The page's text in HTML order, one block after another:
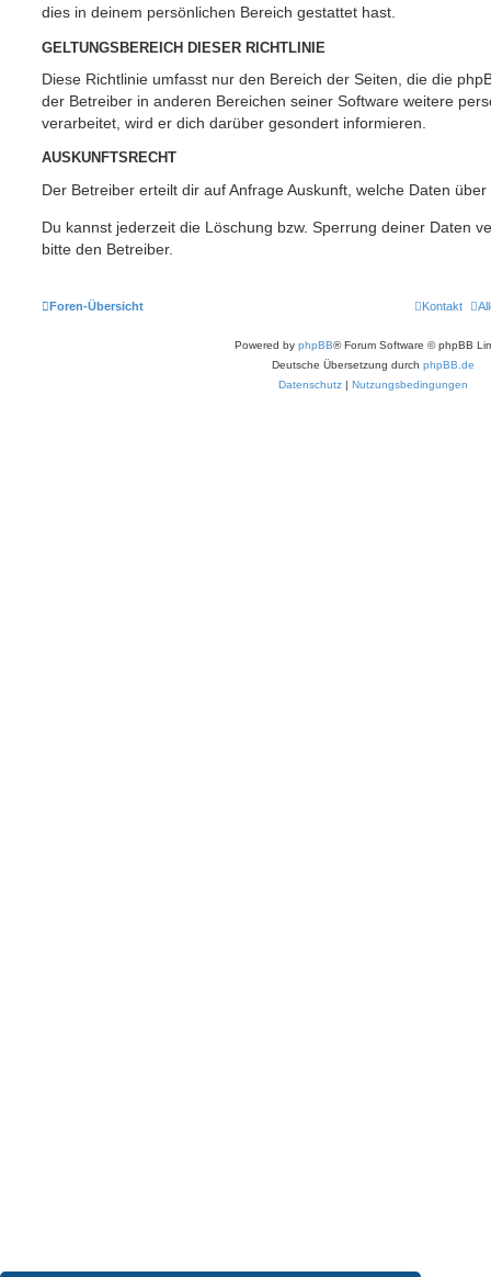
dies in deinem persönlichen Bereich gestattet hast.
GELTUNGSBEREICH DIESER RICHTLINIE
Diese Richtlinie umfasst nur den Bereich der Seiten, die die
der Betreiber in anderen Bereichen seiner Software weitere
verarbeitet, wird er dich darüber gesondert informieren.
AUSKUNFTSRECHT
Der Betreiber erteilt dir auf Anfrage Auskunft, welche Daten
Du kannst jederzeit die Löschung bzw. Sperrung deiner Daten
bitte den Betreiber.
Foren-Übersicht Kontakt
Powered by phpBB® Forum Software © phpBB
Deutsche Übersetzung durch phpBB.de
Datenschutz
Nutzungsbedingungen